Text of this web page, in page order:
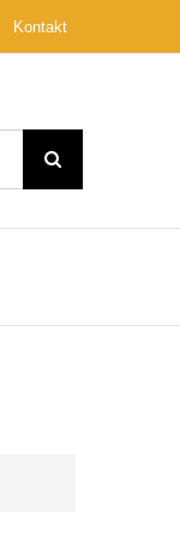
Kontakt